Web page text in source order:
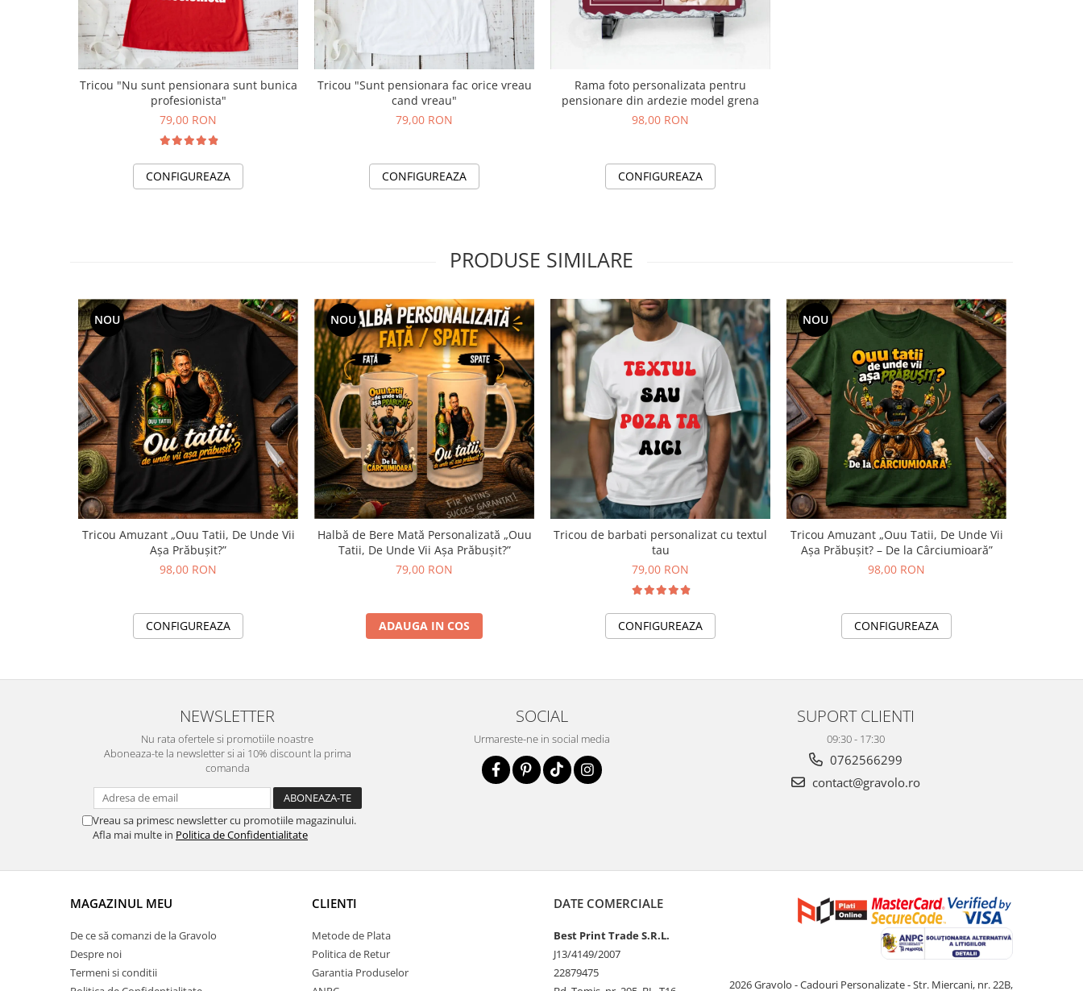
Tricou "Nu sunt pensionara sunt bunica
profesionista"
79,00 RON
CONFIGUREAZA
Tricou "Sunt pensionara fac orice vreau
cand vreau"
79,00 RON
CONFIGUREAZA
Rama foto personalizata pentru
pensionare din ardezie model grena
98,00 RON
CONFIGUREAZA
PRODUSE SIMILARE
NOU
Tricou Amuzant „Ouu Tatii, De Unde Vii
Așa Prăbușit?”
98,00 RON
CONFIGUREAZA
NOU
Halbă de Bere Mată Personalizată „Ouu
Tatii, De Unde Vii Așa Prăbușit?”
79,00 RON
ADAUGA IN COS
Tricou de barbati personalizat cu textul
tau
79,00 RON
CONFIGUREAZA
NOU
Tricou Amuzant „Ouu Tatii, De Unde Vii
Așa Prăbușit? – De la Cârciumioară”
98,00 RON
CONFIGUREAZA
NEWSLETTER
Nu rata ofertele si promotiile noastre
Aboneaza-te la newsletter si ai 10% discount la prima
comanda
Vreau sa primesc newsletter cu promotiile magazinului.
Afla mai multe in Politica de Confidentialitate
SOCIAL
Urmareste-ne in social media
SUPORT CLIENTI
09:30 - 17:30
0762566299
contact@gravolo.ro
MAGAZINUL MEU
De ce să comanzi de la Gravolo
Despre noi
Termeni si conditii
CLIENTI
Metode de Plata
Politica de Retur
Garantia Produselor
DATE COMERCIALE
Best Print Trade S.R.L.
J13/4149/2007
22879475
2026 Gravolo - Cadouri Personalizate - Str. Miercani, nr. 22B,